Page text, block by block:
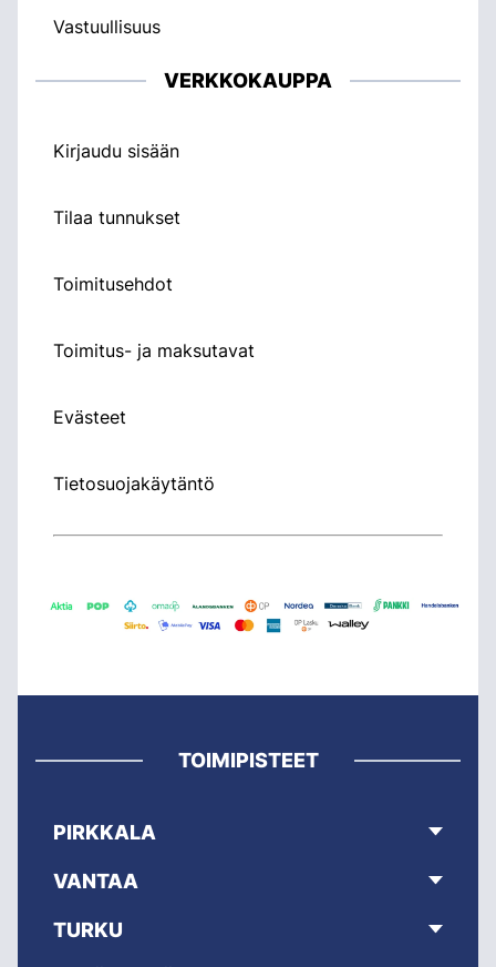
Vastuullisuus
VERKKOKAUPPA
Kirjaudu sisään
Tilaa tunnukset
Toimitusehdot
Toimitus- ja maksutavat
Evästeet
Tietosuojakäytäntö
TOIMIPISTEET
PIRKKALA
VANTAA
TURKU